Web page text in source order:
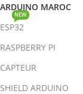
ARDUINO MAROC
ESP32
NEW
RASPBERRY PI
CAPTEUR
SHIELD ARDUINO